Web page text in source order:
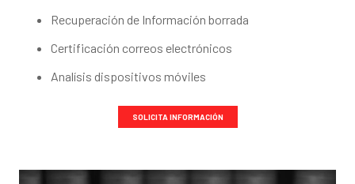
Recuperación de Información borrada
Certificación correos electrónicos
Analísis dispositivos móviles
SOLICITA INFORMACIÓN